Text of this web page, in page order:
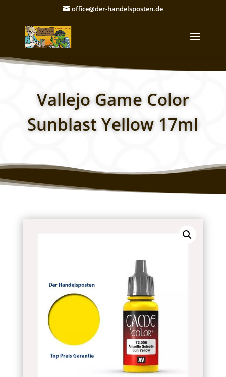
office@der-handelsposten.de
Vallejo Game Color
Sunblast Yellow 17ml